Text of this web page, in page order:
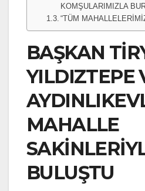
KOMŞULARIMIZLA
“TÜM
BAŞKAN
YILDIZTEPE
MAHALLE
BULUŞTU